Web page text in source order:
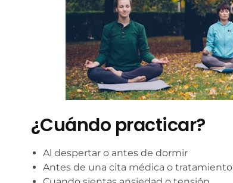
¿Cuándo practicar?
Al despertar o antes de dormir
Antes de una cita médica o tratamiento